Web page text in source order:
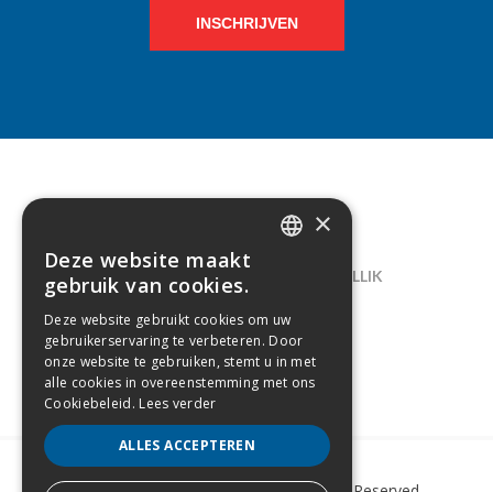
INSCHRIJVEN
CONTACT
LELIEGAARDE 22, B-1731 ZELLIK
02/238.10.11
INFO@CREAMODA.BE
BE0407.694.265
×
Deze website maakt
gebruik van cookies.
Deze website gebruikt cookies om uw
gebruikerservaring te verbeteren. Door
onze website te gebruiken, stemt u in met
alle cookies in overeenstemming met ons
Cookiebeleid. Lees verder
ALLES ACCEPTEREN